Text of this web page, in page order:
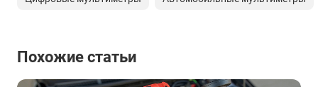
Похожие статьи